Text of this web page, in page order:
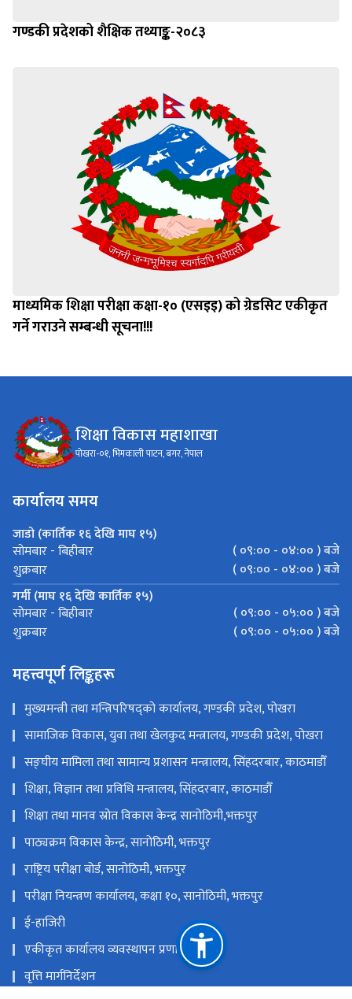
गण्डकी प्रदेशको शैक्षिक तथ्याङ्क-२०८३
माध्यमिक शिक्षा परीक्षा कक्षा-१० (एसइइ) को ग्रेडसिट एकीकृत
गर्ने गराउने सम्बन्धी सूचना!!!
शिक्षा विकास महाशाखा
पोखरा-०१, भिमकाली पाटन, बगर, नेपाल
कार्यालय समय
जाडो (कार्तिक १६ देखि माघ १५)
सोमबार - बिहीबार
( ०९:०० - ०४:०० ) बजे
शुक्रबार
( ०९:०० - ०४:०० ) बजे
गर्मी (माघ १६ देखि कार्तिक १५)
सोमबार - बिहीबार
( ०९:०० - ०५:०० ) बजे
शुक्रबार
( ०९:०० - ०५:०० ) बजे
महत्त्वपूर्ण लिङ्कहरू
मुख्यमन्त्री तथा मन्त्रिपरिषद्को कार्यालय, गण्डकी प्रदेश, पोखरा
सामाजिक विकास, युवा तथा खेलकुद मन्त्रालय, गण्डकी प्रदेश, पोखरा
सङ्‍घीय मामिला तथा सामान्य प्रशासन मन्त्रालय, सिंहदरबार, काठमाडौँ
शिक्षा, विज्ञान तथा प्रविधि मन्त्रालय, सिंहदरबार, काठमाडौँ
शिक्षा तथा मानव स्रोत विकास केन्द्र सानोठिमी,भक्तपुर
पाठ्यक्रम विकास केन्द्र, सानोठिमी, भक्तपुर
राष्ट्रिय परीक्षा बोर्ड, सानोठिमी, भक्तपुर
परीक्षा नियन्त्रण कार्यालय, कक्षा १०, सानोठिमी, भक्तपुर
ई-हाजिरी
एकीकृत कार्यालय व्यवस्थापन प्रणाली
वृत्ति मार्गनिर्देशन